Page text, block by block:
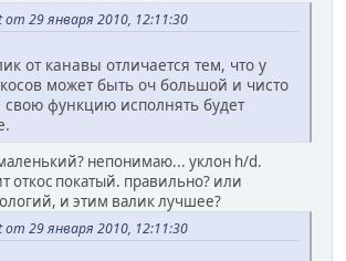
29 января 2010, 12:11:30
от канавы отличается тем, что у
может быть оч большой и чисто
свою функцию исполнять будет
непонимаю... уклон h/d.
откос покатый. правильно? или
и этим валик лучшее?
29 января 2010, 12:11:30